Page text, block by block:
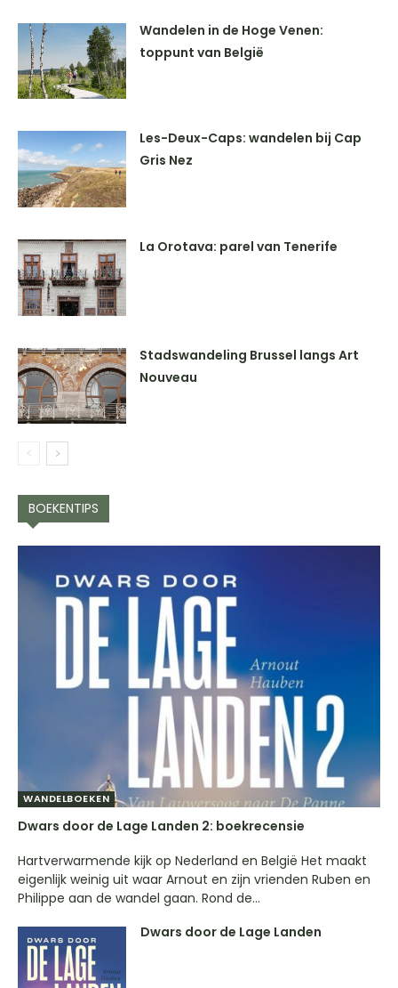
Wandelen in de Hoge Venen:
toppunt van België
Les-Deux-Caps: wandelen bij Cap
Gris Nez
La Orotava: parel van Tenerife
Stadswandeling Brussel langs Art
Nouveau
BOEKENTIPS
WANDELBOEKEN
Dwars door de Lage Landen 2: boekrecensie
Hartverwarmende kijk op Nederland en België Het maakt
eigenlijk weinig uit waar Arnout en zijn vrienden Ruben en
Philippe aan de wandel gaan. Rond de...
Dwars door de Lage Landen